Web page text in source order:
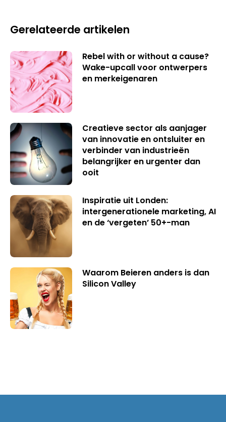
Gerelateerde artikelen
Rebel with or without a cause?
Wake-upcall voor ontwerpers
en merkeigenaren
Creatieve sector als aanjager
van innovatie en ontsluiter en
verbinder van industrieën
belangrijker en urgenter dan
ooit
Inspiratie uit Londen:
intergenerationele marketing, AI
en de ‘vergeten’ 50+-man
Waarom Beieren anders is dan
Silicon Valley